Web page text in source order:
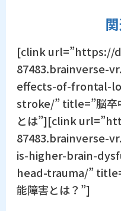
[clink url=”https://
87483.brainverse-
effects-of-frontal-
stroke/” title=”脳卒
とは”][clink
87483.brainverse-
is-higher-brain-
head-trauma/”
能障害とは？”]